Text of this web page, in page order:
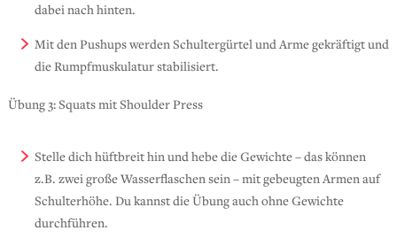
dabei nach hinten.
Mit den Pushups werden Schultergürtel und Arme gekräftigt und
die Rumpfmuskulatur stabilisiert.
Übung 3: Squats mit Shoulder Press
Stelle dich hüftbreit hin und hebe die Gewichte – das können
z.B. zwei große Wasserflaschen sein – mit gebeugten Armen auf
Schulterhöhe. Du kannst die Übung auch ohne Gewichte
durchführen.